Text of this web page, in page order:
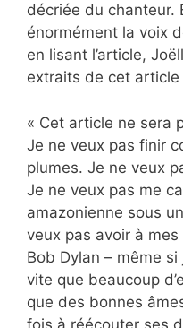
décriée du chanteur.
énormément la voix
en lisant l’article,
extraits de cet article
« Cet article ne sera
Je ne veux pas finir
plumes. Je ne veux
Je ne veux pas me
amazonienne sous
veux pas avoir à
Bob Dylan – même
vite que beaucoup
que des bonnes
fois à réécouter ses